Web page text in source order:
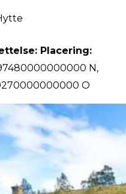
Placering:
N,
O